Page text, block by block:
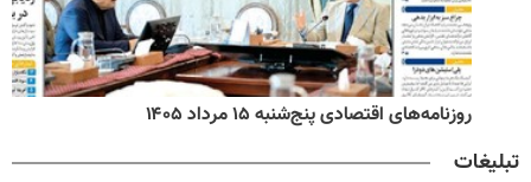
روزنامه‌های اقتصادی پنج‌شنبه ۱۵ مرداد ۱۴۰۵
تبلیغات